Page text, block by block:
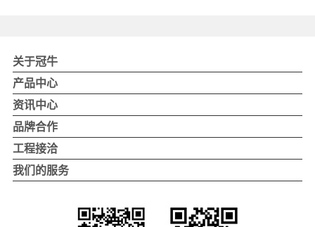
关于冠牛
关于冠牛
冠牛品牌
冠牛荣誉
4.0智造
发展历程
产品中心
冠牛木门
整体家居
实景案例
资讯中心
公司新闻
品牌活动
品牌合作
品牌优势
行业优势
工程接洽
企业工程项目
我们的服务